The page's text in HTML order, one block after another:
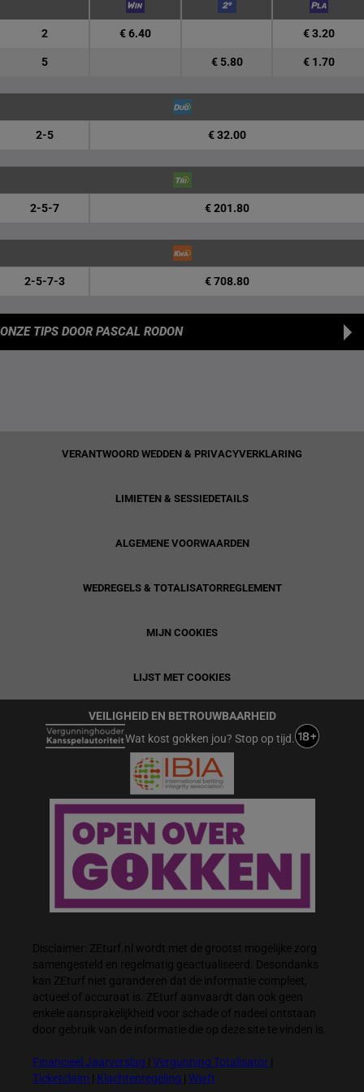
2 € 6.40 € 3.20
5 € 5.80 € 1.70
2-5 € 32.00
2-5-7 € 201.80
2-5-7-3 € 708.80
ONZE TIPS DOOR PASCAL RODON
VERANTWOORD WEDDEN & PRIVACYVERKLARING
LIMIETEN & SESSIEDETAILS
ALGEMENE VOORWAARDEN
WEDREGELS & TOTALISATORREGLEMENT
MIJN COOKIES
LIJST MET COOKIES
VEILIGHEID EN BETROUWBAARHEID
Wat kost gokken jou? Stop op tijd.
Disclaimer: ZEturf.nl wordt met de grootst mogelijke zorg
samengesteld en regelmatig geactualiseerd. Desondanks
kan ZEturf niet garanderen dat de informatie compleet,
actueel of accuraat is. ZEturf aanvaardt dan ook geen
enkele aansprakelijkheid voor schade of nadeel ontstaan
door gebruik van de informatie die op deze site te vinden is.
Financieel Jaarverslag Vergunning Totalisator
Ticketclaim
Klachtenregeling Wwft